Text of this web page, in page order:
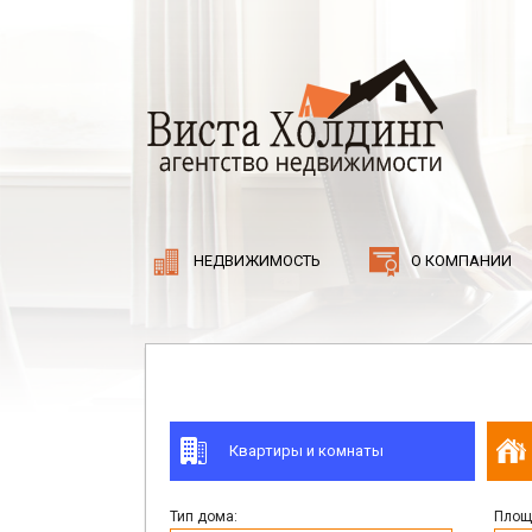
НЕДВИЖИМОСТЬ О КОМПАНИИ
Квартиры и комнаты
Тип дома: